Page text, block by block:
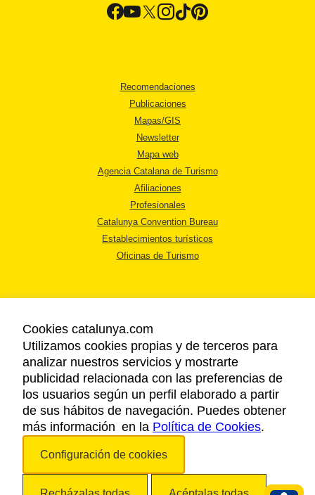
Recomendaciones
Publicaciones
Mapas/GIS
Newsletter
Mapa web
Agencia Catalana de Turismo
Afiliaciones
Profesionales
Catalunya Convention Bureau
Establecimientos turísticos
Oficinas de Turismo
AVISO LEGAL
POLÍTICA DE PRIVACIDAD
COOKIES
ACCESSIBILIDAD
Copyright © 2026. Agencia Catalana de Turismo. Todos los derechos
Cookies catalunya.com
Utilizamos cookies propias y de terceros para
analizar nuestros servicios y mostrarte
publicidad relacionada con las preferencias de
los usuarios según un perfil elaborado a partir
de sus hábitos de navegación. Puedes obtener
más información en la Política de Cookies.
Configuración de cookies